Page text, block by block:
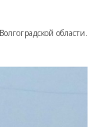
области.